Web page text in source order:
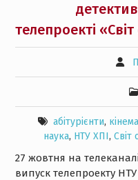
телепроекті «Світ
абітурієнти,
наука, НТУ ХПІ,Світ
27 жовтня на
випуск телепроекту